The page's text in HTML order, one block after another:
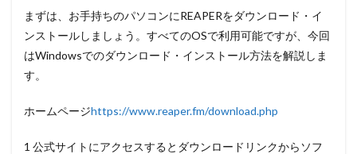
できる
ように
る
で編集
よう
まずは、お手持ちのパソコンにREAPERをダウンロード・イ
ンストールしましょう。すべてのOSで利用可能ですが、今回
はWindowsでのダウンロード・インストール方法を解説しま
す。
ホームページhttps://www.reaper.fm/download.php
1 公式サイトにアクセスすると ダウンロードリンクからソフ